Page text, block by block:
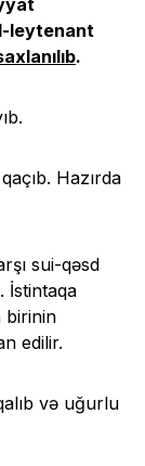
leytenant
.
Hazırda
sui-qəsd
İstintaqa
birinin
edilir.
və uğurlu